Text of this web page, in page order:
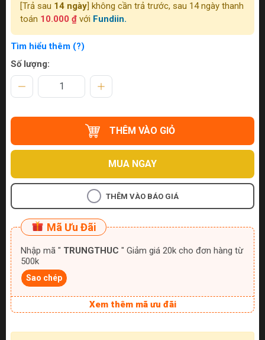
[Trả sau 14 ngày ] không cần trả trước, sau 14 ngày thanh
toán 10.000 ₫ với Fundiin.
Tìm hiểu thêm (?)
Số lượng:
THÊM VÀO GIỎ
MUA NGAY
THÊM VÀO BÁO GIÁ
Mã Ưu Đãi
Nhập mã " TRUNGTHUC " Giảm giá 20k cho đơn hàng từ
500k
Sao chép
Xem thêm mã ưu đãi